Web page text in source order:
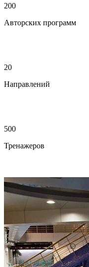
200
Авторских программ
20
Направлений
500
Тренажеров